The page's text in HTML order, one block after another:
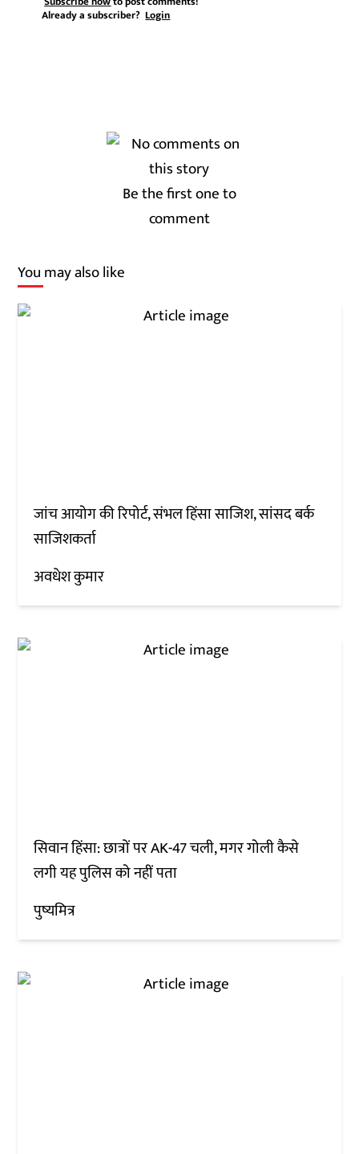
Already a subscriber?Login
Be the first one to
comment
You may also like
जांच आयोग की रिपोर्ट, संभल हिंसा साजिश, सांसद बर्क
साजिशकर्ता
अवधेश कुमार
सिवान हिंसा: छात्रों पर AK-47 चली, मगर गोली कैसे
लगी यह पुलिस को नहीं पता
पुष्यमित्र